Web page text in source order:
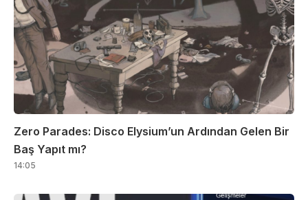
Zero Parades: Disco Elysium’un Ardından Gelen Bir
Baş Yapıt mı?
14:05